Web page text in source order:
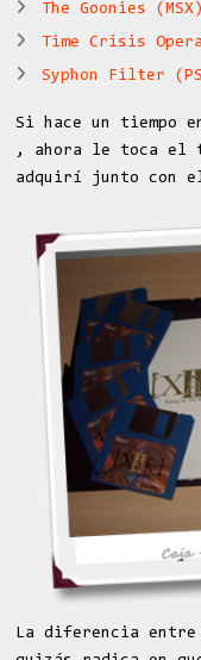
The Goonies
Time Crisis
Syphon Filter
Si hace un tiempo
, ahora le toca el
adquirí junto con
La diferencia entre